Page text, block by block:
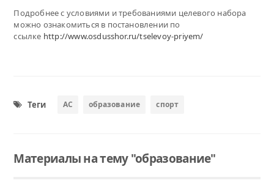
Подробнее с условиями и требованиями целевого набора
можно ознакомиться в постановлении по
ссылке http://www.osdusshor.ru/tselevoy-priyem/
Теги АС образование спорт
Материалы на тему "образование"